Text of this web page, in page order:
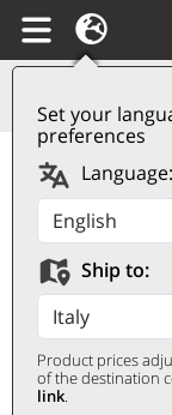
Set your
preferences
Language:
Ship to:
Product prices
of the destination
link.
Toscana
Centine
BANFI
0,75 ℓ